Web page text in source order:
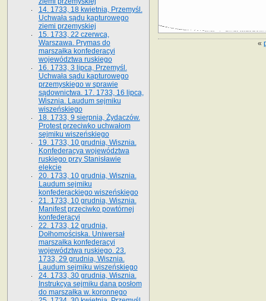
«
14. 1733, 18 kwietnia, Przemyśl.
Uchwała sądu kapturowego
ziemi przemyskiej
15. 1733, 22 czerwca,
Warszawa. Prymas do
marszałka konfederacyi
województwa ruskiego
16. 1733, 3 lipca, Przemyśl.
Uchwała sądu kapturowego
przemyskiego w sprawie
sądownictwa. 17. 1733, 16 lipca,
Wisznia. Laudum sejmiku
wiszeńskiego
18. 1733, 9 sierpnia, Żydaczów.
Protest przeciwko uchwałom
sejmiku wiszeńskiego
19. 1733, 10 grudnia, Wisznia.
Konfederacya województwa
ruskiego przy Stanisławie
elekcie
20. 1733, 10 grudnia, Wisznia.
Laudum sejmiku
konfederackiego wiszeńskiego
21. 1733, 10 grudnia, Wisznia.
Manifest przeciwko powtórnej
konfederacyi
22. 1733, 12 grudnia,
Dołhomościska. Uniwersał
marszałka konfederacyi
województwa ruskiego. 23.
1733, 29 grudnia, Wisznia.
Laudum sejmiku wiszeńskiego
24. 1733, 30 grudnia, Wisznia.
Instrukcya sejmiku dana posłom
do marszałka w. koronnego